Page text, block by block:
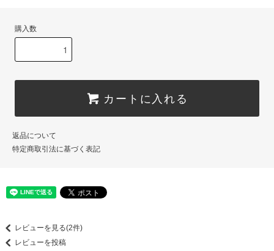
購入数
カートに入れる
返品について
特定商取引法に基づく表記
レビューを見る(2件)
レビューを投稿